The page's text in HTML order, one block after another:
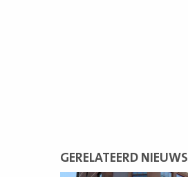
GERELATEERD NIEUWS